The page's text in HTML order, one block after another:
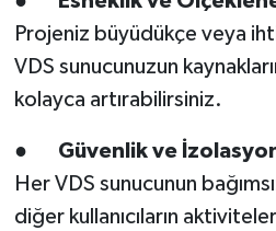
Projeniz büyüdükçe veya
VDS sunucunuzun
kolayca artırabilirsiniz.
● Güvenlik ve
Her VDS sunucunun
diğer kullanıcıların